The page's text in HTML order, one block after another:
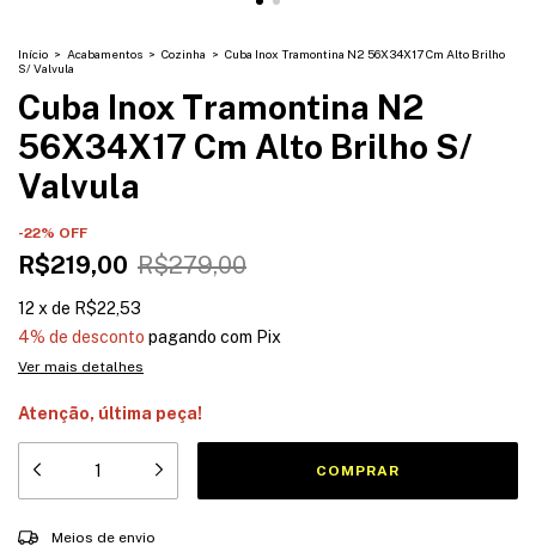
Início > Acabamentos > Cozinha > Cuba Inox Tramontina N2 56X34X17 Cm Alto Brilho
S/ Valvula
Cuba Inox Tramontina N2
56X34X17 Cm Alto Brilho S/
Valvula
-22% OFF
R$219,00 R$279,00
12 x de R$22,53
4% de desconto pagando com Pix
Ver mais detalhes
Atenção, última peça!
Entregas para o CEP:
Meios de envio